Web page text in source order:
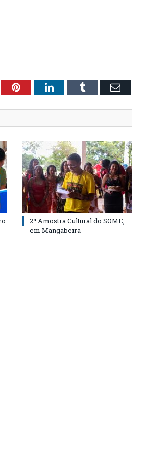
PinterestLinkedInTumblr Email
2ª Amostra Cultural do SOME,
em Mangabeira